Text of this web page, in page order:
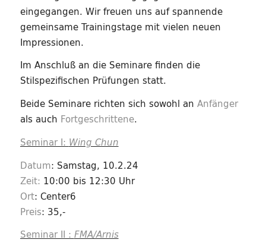
eingegangen. Wir freuen uns auf spannende
gemeinsame Trainingstage mit vielen neuen
Impressionen.
Im Anschluß an die Seminare finden die
Stilspezifischen Prüfungen statt.
Beide Seminare richten sich sowohl an Anfänger
als auch Fortgeschrittene.
Seminar I: Wing Chun
Datum: Samstag, 10.2.24
Zeit: 10:00 bis 12:30 Uhr
Ort: Center6
Preis: 35,-
Seminar II :FMA/Arnis